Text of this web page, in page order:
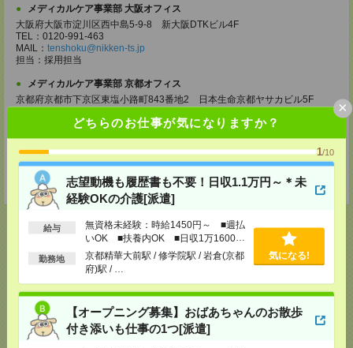
どちらのお仕事が気になりますか？
1/10
志望動機も履歴書も不要！日収1.1万円～＊未
経験OKの介護[派遣]
給与
無資格未経験：時給1450円～ ■週払
いOK ■扶養内OK ■日収1万1600円
以上
勤務地
京都精華大前駅 / 修学院駅 / 岩倉(京都
府)駅 / …
気になる!
【オープニング募集】おばあちゃんのお散歩
付き添いも仕事の1つ[派遣]
×
メディカルケア事業部 大阪オフィス
大阪府大阪市淀川区西中島5-9-8 新大阪DTKビル4F
TEL：0120-991-463
MAIL： tenshoku@nikken-ts.jp
担当：採用担当
メディカルケア事業部 京都オフィス
京都府京都市下京区東塩小路町843番地2 日本生命京都ヤサカビル5F
tenshoku@nikken-ts.jp
登録交通費
★今ならご来社登録でQUOカード2000円分をプレゼント中★
気になる！